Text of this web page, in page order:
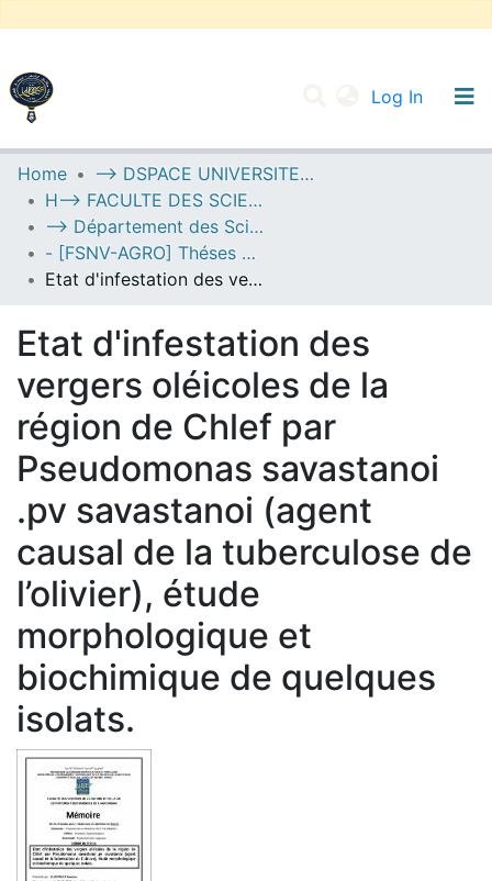
Log In
UNIVERSITY OF D.L SIDI BEL ABBES
Communities & Collections
All of DSpace
Statistics
Home
--> DSPACE UNIVERSITE DJILALLI LIABES DE SIDI BEL ABBES
H--> FACULTE DES SCIENCES DE LA NATURE ET DE LA VIE
--> Département des Sciences de l’Agronomie
- [FSNV-AGRO] Théses de Master II
Etat d'infestation des vergers oléicoles de la région de Chlef par Pseudomonas savastanoi .pv savastanoi (agent causal de la tuberculose de l’olivier), étude morphologique et biochimique de quelques isolats.
Etat d'infestation des
vergers oléicoles de la
région de Chlef par
Pseudomonas savastanoi
.pv savastanoi (agent
causal de la tuberculose de
l’olivier), étude
morphologique et
biochimique de quelques
isolats.